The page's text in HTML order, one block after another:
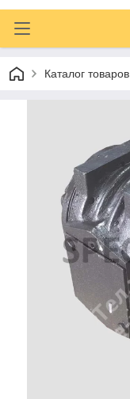
Каталог товаров